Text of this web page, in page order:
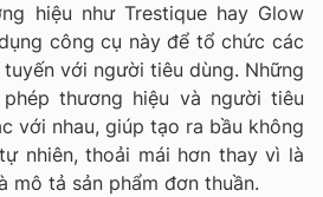
hiệu như Trestique hay Glow
công cụ này để tổ chức các
với người tiêu dùng. Những
thương hiệu và người tiêu
với nhau, giúp tạo ra bầu không
nhiên, thoải mái hơn thay vì là
mô tả sản phẩm đơn thuần.